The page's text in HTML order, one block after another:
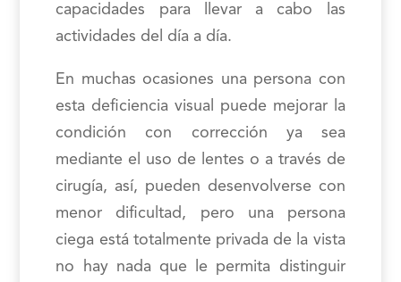
capacidades para llevar a cabo las
actividades del día a día.
En muchas ocasiones una persona con
esta deficiencia visual puede mejorar la
condición con corrección ya sea
mediante el uso de lentes o a través de
cirugía, así, pueden desenvolverse con
menor dificultad, pero una persona
ciega está totalmente privada de la vista
no hay nada que le permita distinguir